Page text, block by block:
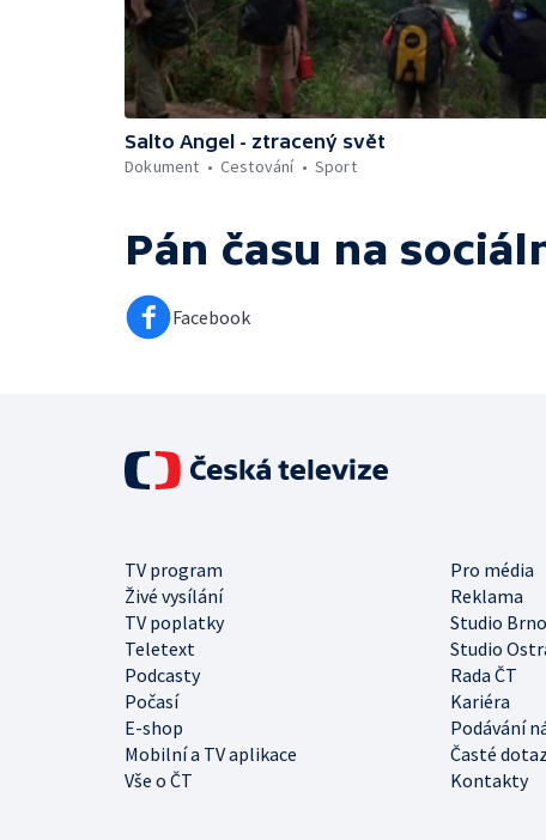
Salto Angel - ztracený svět
Dokument
Cestování Sport
Pán času na
Facebook
TV program
Pro média
Živé vysílání
Reklama
TV poplatky
Studio Brno
Teletext
Studio
Podcasty
Rada ČT
Počasí
Kariéra
E-shop
Podávání
Mobilní a TV aplikace
Časté
Vše o ČT
Kontakty